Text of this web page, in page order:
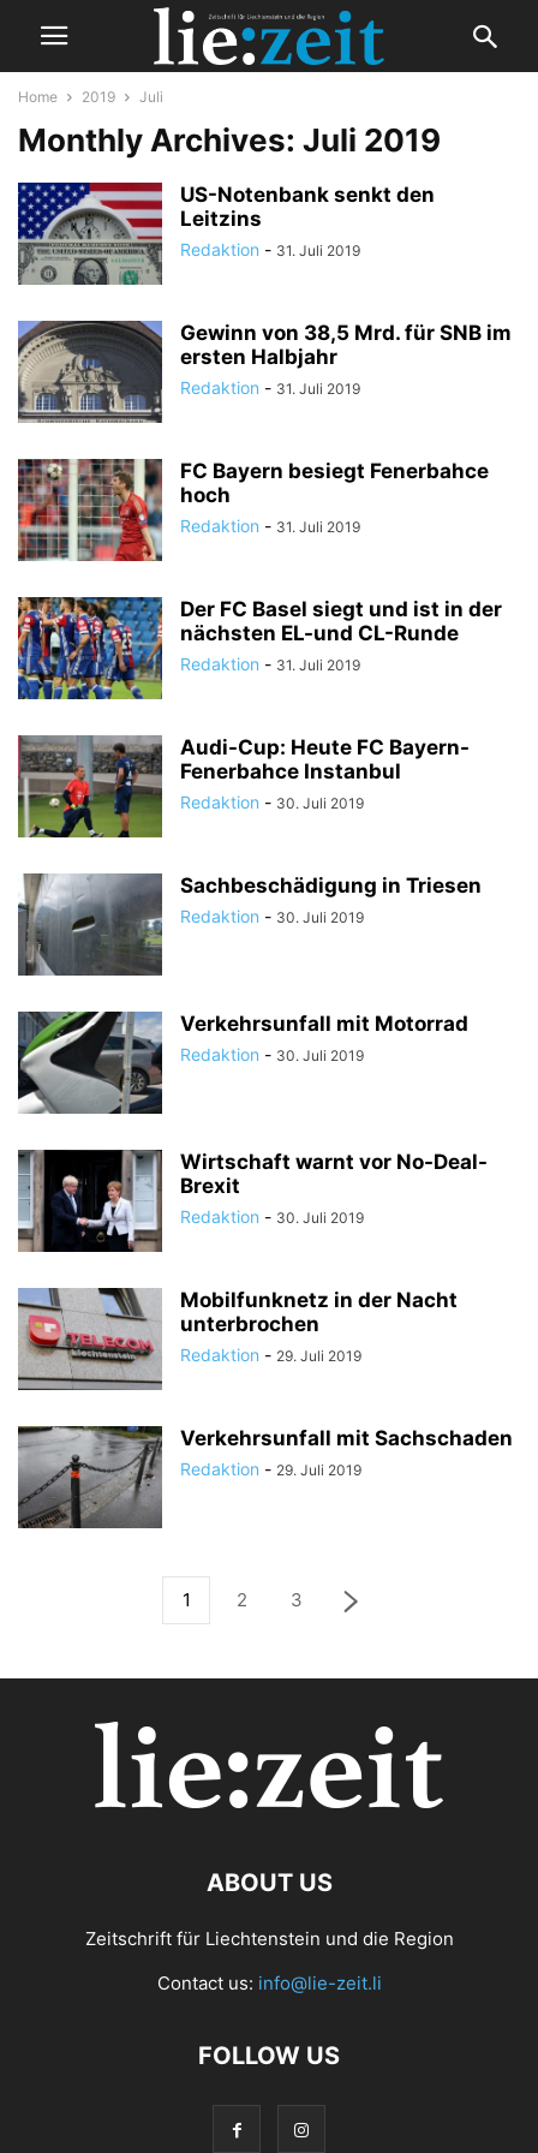
Home 2019 Juli
Monthly Archives: Juli 2019
US-Notenbank senkt den
Leitzins
Redaktion - 31. Juli 2019
Gewinn von 38,5 Mrd. für SNB im
ersten Halbjahr
Redaktion - 31. Juli 2019
FC Bayern besiegt Fenerbahce
hoch
Redaktion - 31. Juli 2019
Der FC Basel siegt und ist in der
nächsten EL-und CL-Runde
Redaktion - 31. Juli 2019
Audi-Cup: Heute FC Bayern-
Fenerbahce Instanbul
Redaktion - 30. Juli 2019
Sachbeschädigung in Triesen
Redaktion - 30. Juli 2019
Verkehrsunfall mit Motorrad
Redaktion - 30. Juli 2019
Wirtschaft warnt vor No-Deal-
Brexit
Redaktion - 30. Juli 2019
Mobilfunknetz in der Nacht
unterbrochen
Redaktion - 29. Juli 2019
Verkehrsunfall mit Sachschaden
Redaktion - 29. Juli 2019
1 2 3
ABOUT US
Zeitschrift für Liechtenstein und die Region
Contact us: info@lie-zeit.li
FOLLOW US